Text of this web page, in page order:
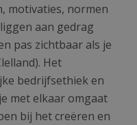
motivaties, normen
aan gedrag
pas zichtbaar als je
Het
bedrijfsethiek en
met elkaar omgaat
bij het creëren en